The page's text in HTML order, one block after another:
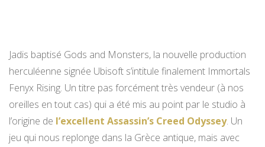
Jadis baptisé Gods and Monsters, la nouvelle production
herculéenne signée Ubisoft s’intitule finalement Immortals
Fenyx Rising. Un titre pas forcément très vendeur (à nos
oreilles en tout cas) qui a été mis au point par le studio à
l’origine de l’excellent Assassin’s Creed Odyssey. Un
jeu qui nous replonge dans la Grèce antique, mais avec